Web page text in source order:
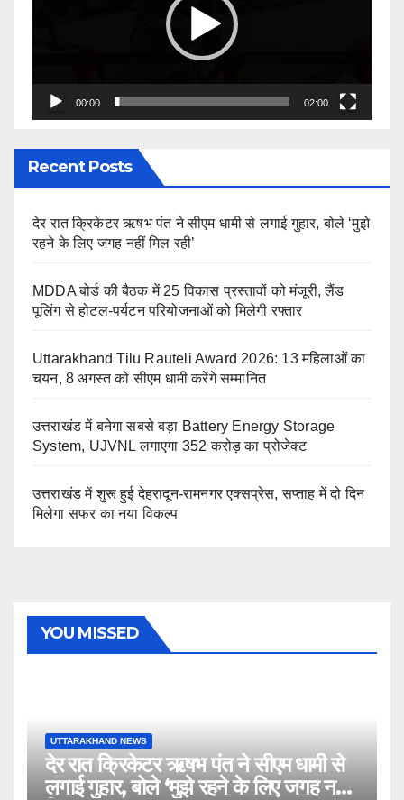
00:00 02:00
Recent Posts
देर रात क्रिकेटर ऋषभ पंत ने सीएम धामी से लगाई गुहार, बोले ‘मुझे
रहने के लिए जगह नहीं मिल रही’
MDDA बोर्ड की बैठक में 25 विकास प्रस्तावों को मंजूरी, लैंड
पूलिंग से होटल-पर्यटन परियोजनाओं को मिलेगी रफ्तार
Uttarakhand Tilu Rauteli Award 2026: 13 महिलाओं का
चयन, 8 अगस्त को सीएम धामी करेंगे सम्मानित
उत्तराखंड में बनेगा सबसे बड़ा Battery Energy Storage
System, UJVNL लगाएगा 352 करोड़ का प्रोजेक्ट
उत्तराखंड में शुरू हुई देहरादून-रामनगर एक्सप्रेस, सप्ताह में दो दिन
मिलेगा सफर का नया विकल्प
YOU MISSED
UTTARAKHAND NEWS
देर रात क्रिकेटर ऋषभ पंत ने सीएम धामी से
लगाई गुहार, बोले ‘मुझे रहने के लिए जगह नहीं